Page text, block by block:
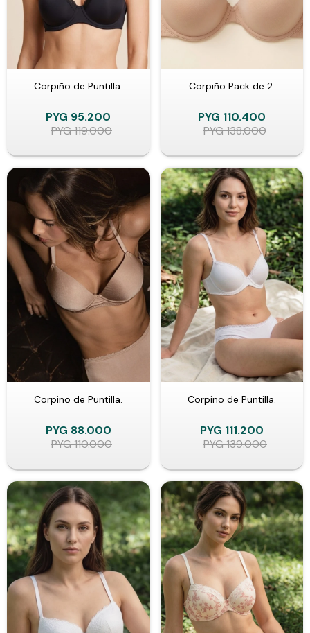
Corpiño de Puntilla.
PYG 95.200
PYG119.000
Corpiño Pack de 2.
PYG 110.400
PYG138.000
Corpiño de Puntilla.
PYG 88.000
PYG110.000
Corpiño de Puntilla.
PYG 111.200
PYG139.000